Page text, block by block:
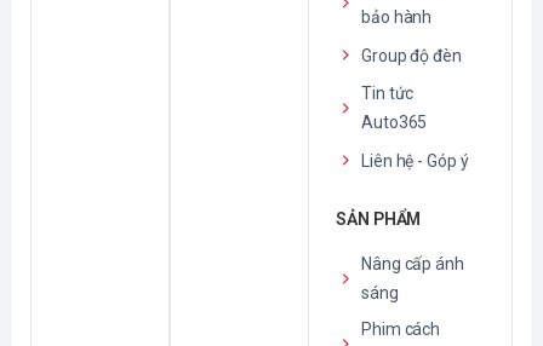
bảo hành
Group độ đèn
Tin tức
Auto365
Liên hệ - Góp ý
SẢN PHẨM
Nâng cấp ánh
sáng
Phim cách